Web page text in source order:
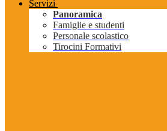
Servizi
Panoramica
Famiglie e studenti
Personale scolastico
Tirocini Formativi